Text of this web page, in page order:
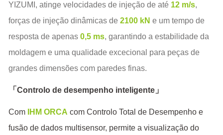
YIZUMI, atinge velocidades de injeção de até 12 m/s,
forças de injeção dinâmicas de2100 kN e um tempo de
resposta de apenas0,5 ms, garantindo a estabilidade da
moldagem e uma qualidade excecional para peças de
grandes dimensões com paredes finas.
「 Controlo de desempenho inteligente」
Com IHM ORCA com Controlo Total de Desempenho e
fusão de dados multisensor, permite a visualização do